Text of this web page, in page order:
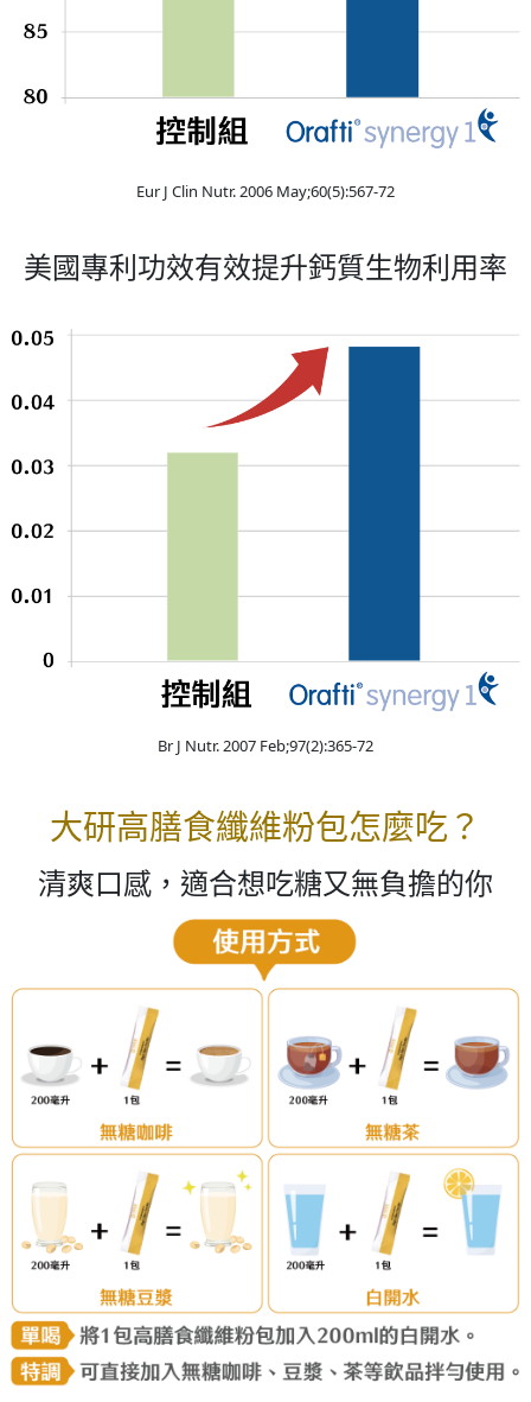
Eur J Clin Nutr. 2006 May;60(5):567-72
美國專利功效有效提升鈣質生物利用率
Br J Nutr. 2007 Feb;97(2):365-72
大研高膳食纖維粉包怎麼吃？
清爽口感，適合想吃糖又無負擔的你